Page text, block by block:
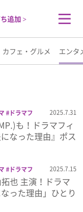
追加 >
カフェ・グルメ エンタ
ドラマフ
私の彼が姉の
2025.7.31
も！ドラマフィ
なった理由』ポス
ドラマフ
夫になった
2025.7.15
也 主演！ドラマ
った理由」ひとり